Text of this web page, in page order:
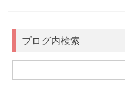
ブログ内検索
索: